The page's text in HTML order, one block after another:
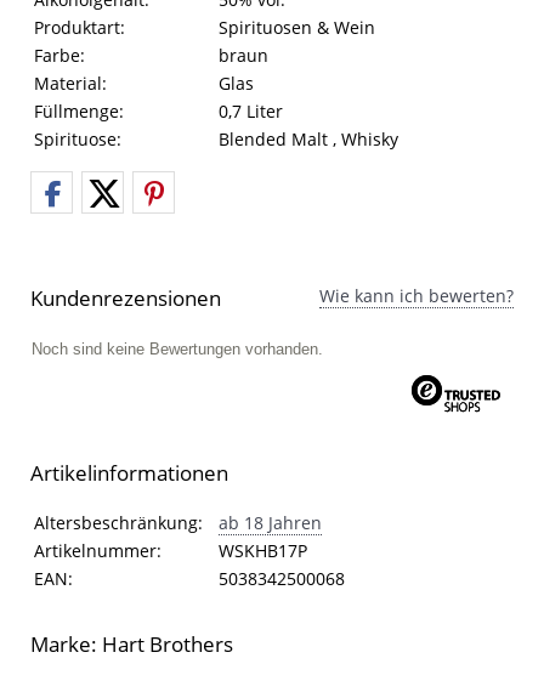
Produktart:
Spirituosen & Wein
Farbe:
braun
Material:
Glas
Füllmenge:
0,7 Liter
Spirituose:
Blended Malt , Whisky
Kundenrezensionen Wie kann ich bewerten?
Noch sind keine Bewertungen vorhanden.
Artikelinformationen
Artikelinformationen
Eigenschaft Wert
Altersbeschränkung:
ab 18 Jahren
Artikelnummer:
WSKHB17P
EAN:
5038342500068
Marke: Hart Brothers